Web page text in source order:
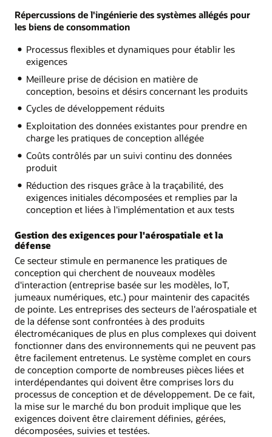
Répercussions de l'ingénierie des systèmes allégés pour
les biens de consommation
Processus flexibles et dynamiques pour établir les
exigences
Meilleure prise de décision en matière de
conception, besoins et désirs concernant les produits
Cycles de développement réduits
Exploitation des données existantes pour prendre en
charge les pratiques de conception allégée
Coûts contrôlés par un suivi continu des données
produit
Réduction des risques grâce à la traçabilité, des
exigences initiales décomposées et remplies par la
conception et liées à l'implémentation et aux tests
Gestion des exigences pour l'aérospatiale et la
défense
Ce secteur stimule en permanence les pratiques de
conception qui cherchent de nouveaux modèles
d'interaction (entreprise basée sur les modèles, IoT,
jumeaux numériques, etc.) pour maintenir des capacités
de pointe. Les entreprises des secteurs de l'aérospatiale et
de la défense sont confrontées à des produits
électromécaniques de plus en plus complexes qui doivent
fonctionner dans des environnements qui ne peuvent pas
être facilement entretenus. Le système complet en cours
de conception comporte de nombreuses pièces liées et
interdépendantes qui doivent être comprises lors du
processus de conception et de développement. De ce fait,
la mise sur le marché du bon produit implique que les
exigences doivent être clairement définies, gérées,
décomposées, suivies et testées.